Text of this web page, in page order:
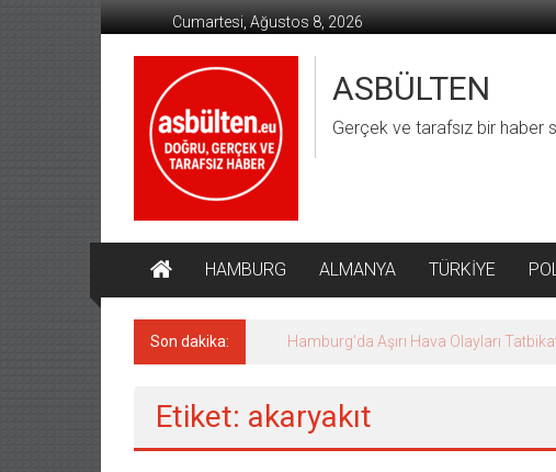
geç
Cumartesi, Ağustos 8, 2026
ASBÜLTEN
Gerçek ve tarafsız bir haber
HAMBURG ALMANYA TÜRKİYE
Son dakika: Hamburg’da Aşırı Hava Olayları
Etiket: akaryakıt